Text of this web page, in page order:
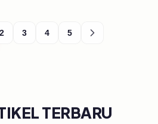
2 3 4 5
TERBARU